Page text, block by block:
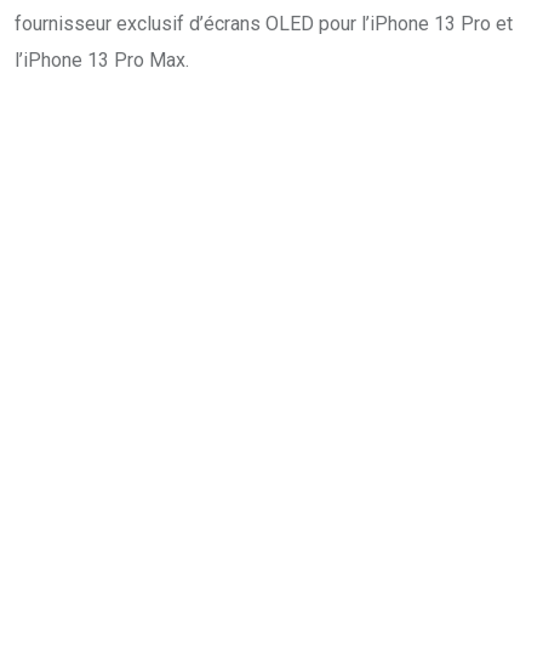
fournisseur exclusif d’écrans OLED pour l’iPhone 13 Pro et
l’iPhone 13 Pro Max.